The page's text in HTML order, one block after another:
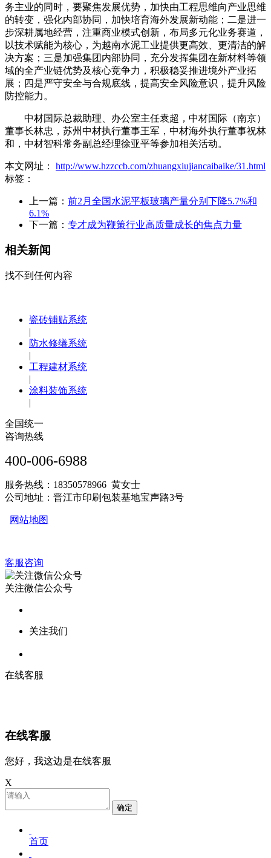
务主业的同时，要聚焦发展优势，加快由工程思维向产业思维
的转变，强化内部协同，加快培育海外发展新动能；二是进一
步深耕属地经营，注重商业模式创新，布局多元化业务赛道，
以技术赋能为核心，为越南水泥工业提供更高效、更清洁的解
决方案；三是加强集团内部协同，充分发挥集团在新材料等领
域的全产业链优势及核心竞争力，积极稳妥推进境外产业拓
展；四是严守安全与合规底线，提高安全风险意识，提升风险
防控能力。
中材国际总裁助理、办公室主任袁超，中材国际（南京）
董事长林忠，苏州中材执行董事王军，中材海外执行董事祝林
和，中材智科常务副总经理徐亚平等参加相关活动。
本文网址： http://www.hzzccb.com/zhuangxiujiancaibaike/31.html
标签：
上一篇： 前2月全国水泥平板玻璃产量分别下降5.7%和
6.1%
下一篇： 专才成为鞭策行业高质量成长的焦点力量
相关新闻
找不到任何内容
瓷砖铺贴系统
|
防水修缮系统
|
工程建材系统
|
涂料装饰系统
|
全国统一
咨询热线
400-006-6988
服务热线：18350578966 黄女士
公司地址：晋江市印刷包装基地宝声路3号
网站地图
客服咨询
关注微信公众号
关注我们
在线客服
在线客服
您好，我这边是在线客服
X
确定
首页